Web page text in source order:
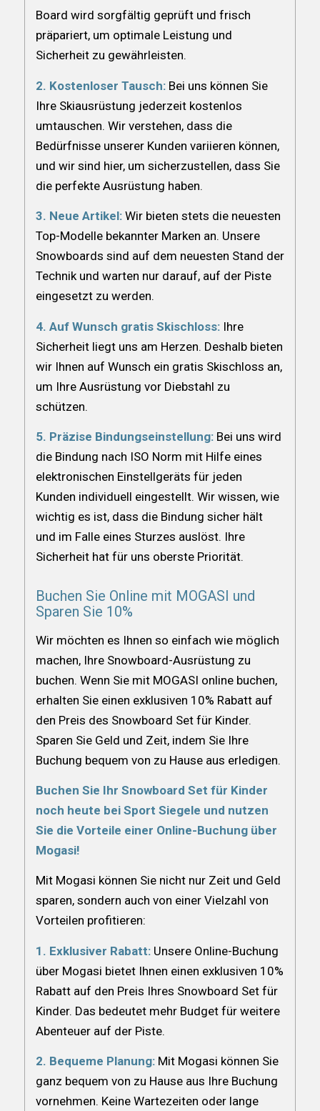
Board wird sorgfältig geprüft und frisch
präpariert, um optimale Leistung und
Sicherheit zu gewährleisten.
2. Kostenloser Tausch:Bei uns können Sie
Ihre Skiausrüstung jederzeit kostenlos
umtauschen. Wir verstehen, dass die
Bedürfnisse unserer Kunden variieren können,
und wir sind hier, um sicherzustellen, dass Sie
die perfekte Ausrüstung haben.
3. Neue Artikel:Wir bieten stets die neuesten
Top-Modelle bekannter Marken an. Unsere
Snowboards sind auf dem neuesten Stand der
Technik und warten nur darauf, auf der Piste
eingesetzt zu werden.
4. Auf Wunsch gratis Skischloss:Ihre
Sicherheit liegt uns am Herzen. Deshalb bieten
wir Ihnen auf Wunsch ein gratis Skischloss an,
um Ihre Ausrüstung vor Diebstahl zu
schützen.
5. Präzise Bindungseinstellung:Bei uns wird
die Bindung nach ISO Norm mit Hilfe eines
elektronischen Einstellgeräts für jeden
Kunden individuell eingestellt. Wir wissen, wie
wichtig es ist, dass die Bindung sicher hält
und im Falle eines Sturzes auslöst. Ihre
Sicherheit hat für uns oberste Priorität.
Buchen Sie Online mit MOGASI und
Sparen Sie 10%
Wir möchten es Ihnen so einfach wie möglich
machen, Ihre Snowboard-Ausrüstung zu
buchen. Wenn Sie mit MOGASI online buchen,
erhalten Sie einen exklusiven 10% Rabatt auf
den Preis des Snowboard Set für Kinder.
Sparen Sie Geld und Zeit, indem Sie Ihre
Buchung bequem von zu Hause aus erledigen.
Buchen Sie Ihr Snowboard Set für Kinder
noch heute bei Sport Siegele und nutzen
Sie die Vorteile einer Online-Buchung über
Mogasi!
Mit Mogasi können Sie nicht nur Zeit und Geld
sparen, sondern auch von einer Vielzahl von
Vorteilen profitieren:
1. Exklusiver Rabatt:Unsere Online-Buchung
über Mogasi bietet Ihnen einen exklusiven 10%
Rabatt auf den Preis Ihres Snowboard Set für
Kinder. Das bedeutet mehr Budget für weitere
Abenteuer auf der Piste.
2. Bequeme Planung:Mit Mogasi können Sie
ganz bequem von zu Hause aus Ihre Buchung
vornehmen. Keine Wartezeiten oder lange